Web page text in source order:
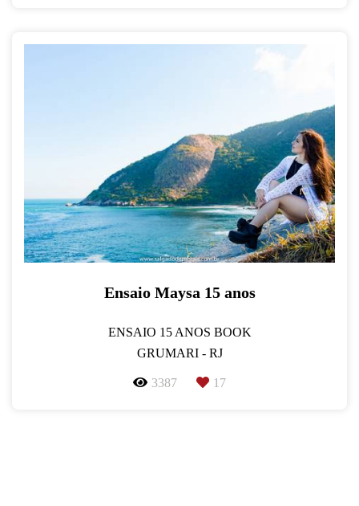
Ensaio Maysa 15 anos
ENSAIO 15 ANOS BOOK
GRUMARI - RJ
3387 17